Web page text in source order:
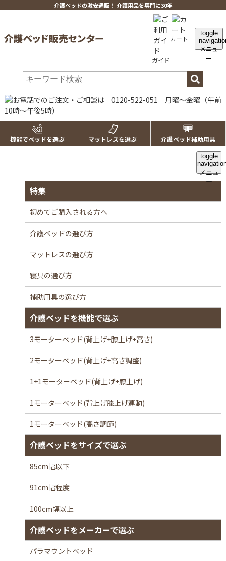
介護ベッドの激安通販！ 介護用品を専門に30年
ガイド
カート
toggle
メニュ
ー
機能でベッドを選ぶ マットレスを選ぶ 介護ベッド補助用具
toggle
メニュ
ー
特集
初めてご購入される方へ
介護ベッドの選び方
マットレスの選び方
寝具の選び方
補助用具の選び方
介護ベッドを機能で選ぶ
3モーターベッド(背上げ+膝上げ+高さ)
2モーターベッド(背上げ+高さ調整)
1+1モーターベッド(背上げ+膝上げ)
1モーターベッド(背上げ膝上げ連動)
1モーターベッド(高さ調節)
介護ベッドをサイズで選ぶ
85cm幅以下
91cm幅程度
100cm幅以上
介護ベッドをメーカーで選ぶ
パラマウントベッド